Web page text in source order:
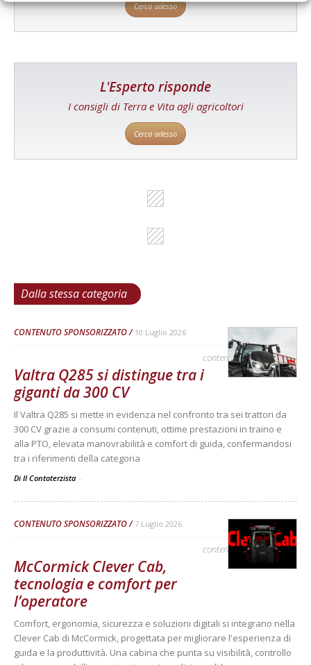
Cerca adesso
L'Esperto risponde
I consigli di Terra e Vita agli agricoltori
Cerca adesso
Dalla stessa categoria
CONTENUTO SPONSORIZZATO 10 Luglio 2026
contenuto sponsorizzato
Valtra Q285 si distingue tra i
giganti da 300 CV
Il Valtra Q285 si mette in evidenza nel confronto tra sei trattori da
300 CV grazie a consumi contenuti, ottime prestazioni in traino e
alla PTO, elevata manovrabilità e comfort di guida, confermandosi
tra i riferimenti della categoria
Di Il Contoterzista -
CONTENUTO SPONSORIZZATO 7 Luglio 2026
contenuto sponsorizzato
McCormick Clever Cab,
tecnologia e comfort per
l’operatore
Comfort, ergonomia, sicurezza e soluzioni digitali si integrano nella
Clever Cab di McCormick, progettata per migliorare l'esperienza di
guida e la produttività. Una cabina che punta su visibilità, controllo